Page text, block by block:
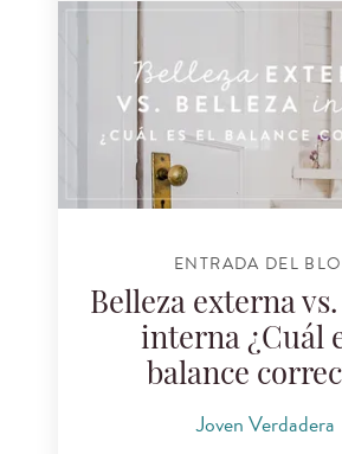
ENTRADA DEL
Belleza externa
interna ¿Cuál
balance
Joven Verdadera